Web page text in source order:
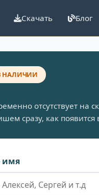
Скачать Блог
НАЛИЧИИ
отсутствует на
сразу, как появится
имя